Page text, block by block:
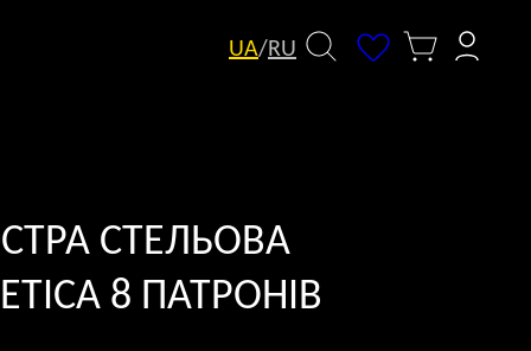
UA/RU
СТЕЛЬОВА
8 ПАТРОНІВ